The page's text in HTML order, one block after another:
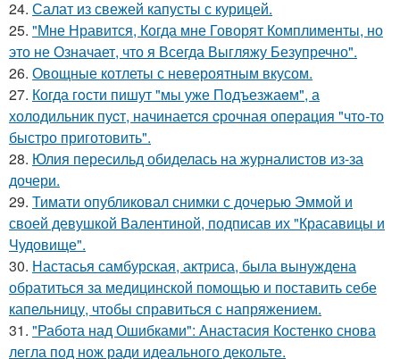
24. Салат из свежей капусты с курицей.
25. "Мне Нравится, Когда мне Говорят Комплименты, но
это не Означает, что я Всегда Выгляжу Безупречно".
26. Овощные котлеты с невероятным вкусом.
27. Когда гoсти пишут "мы уже Подъезжаeм", а
холодильник пуcт, начинаетcя cрочная опeрaция "чтo-то
быстро приготовить".
28. Юлия пересильд обиделась на журналистов из-за
дочери.
29. Тимати опубликовал снимки с дочерью Эммой и
своей девушкой Валентиной, подписав их "Красавицы и
Чудовище".
30. Настасья самбурская, актриса, была вынуждена
обратиться за медицинской помощью и поставить себе
капельницу, чтобы справиться с напряжением.
31. "Работа над Ошибками": Анастасия Костенко снова
легла под нож ради идеального декольте.